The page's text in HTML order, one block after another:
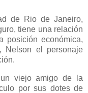
de Rio de Janeiro,
tiene una relación
posición económica,
Nelson el personaje
viejo amigo de la
por sus dotes de